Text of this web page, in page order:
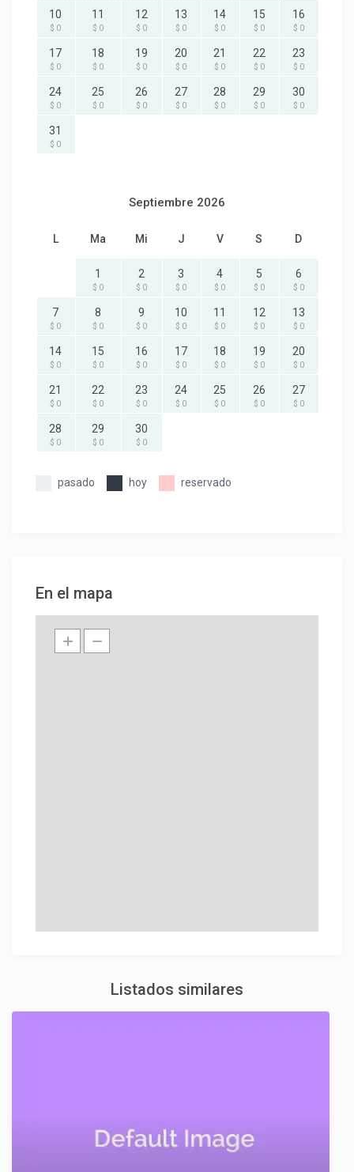
10
$ 0
11
$ 0
12
$ 0
13
$ 0
14
$ 0
15
$ 0
16
$ 0
17
$ 0
18
$ 0
19
$ 0
20
$ 0
21
$ 0
22
$ 0
23
$ 0
24
$ 0
25
$ 0
26
$ 0
27
$ 0
28
$ 0
29
$ 0
30
$ 0
31
$ 0
Septiembre 2026
L Ma Mi J V S D
1
$ 0
2
$ 0
3
$ 0
4
$ 0
5
$ 0
6
$ 0
7
$ 0
8
$ 0
9
$ 0
10
$ 0
11
$ 0
12
$ 0
13
$ 0
14
$ 0
15
$ 0
16
$ 0
17
$ 0
18
$ 0
19
$ 0
20
$ 0
21
$ 0
22
$ 0
23
$ 0
24
$ 0
25
$ 0
26
$ 0
27
$ 0
28
$ 0
29
$ 0
30
$ 0
pasado hoy reservado
En el mapa
Listados similares